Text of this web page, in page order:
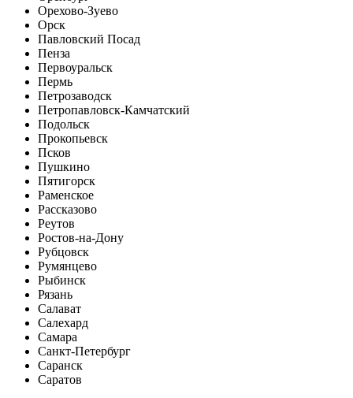
Орехово-Зуево
Орск
Павловский Посад
Пенза
Первоуральск
Пермь
Петрозаводск
Петропавловск-Камчатский
Подольск
Прокопьевск
Псков
Пушкино
Пятигорск
Раменское
Рассказово
Реутов
Ростов-на-Дону
Рубцовск
Румянцево
Рыбинск
Рязань
Салават
Салехард
Самара
Санкт-Петербург
Саранск
Саратов